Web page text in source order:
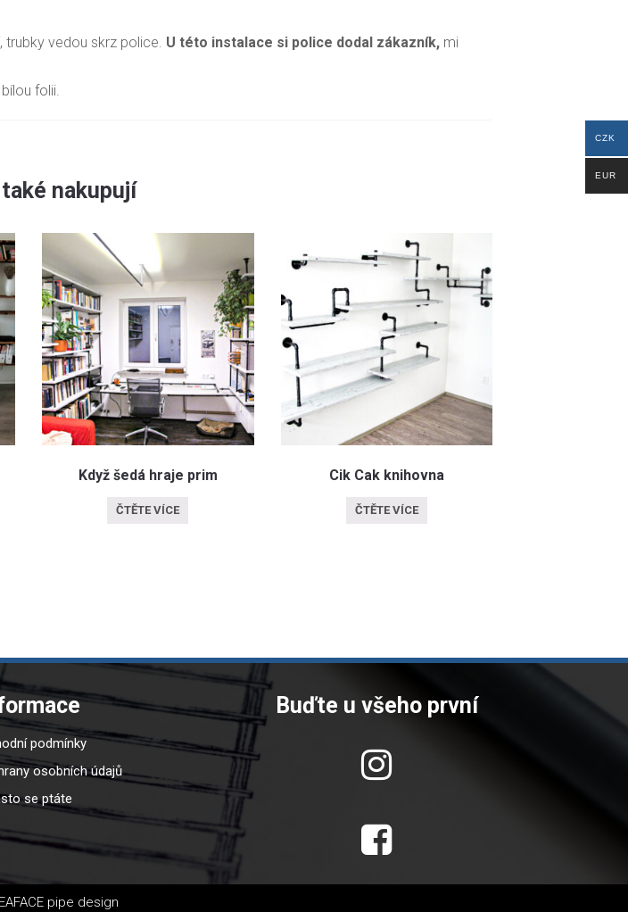
trubky vedou skrz police. U této instalace si police dodal zákazník, mi
folii.
nakupují
Když šedá hraje prim
ČTĚTE VÍCE
Cik Cak knihovna
ČTĚTE VÍCE
podmínky
osobních údajů
se ptáte
Buďte u všeho první
pipe design
CZK
EUR